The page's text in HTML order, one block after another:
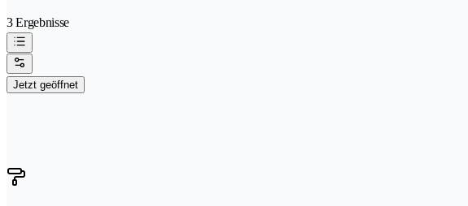
3 Ergebnisse
Jetzt geöffnet